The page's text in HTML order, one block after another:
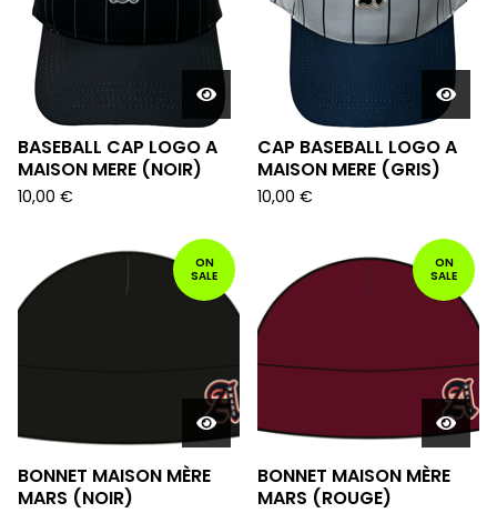
BASEBALL CAP LOGO A
MAISON MERE (NOIR)
10,00 €
CAP BASEBALL LOGO A
MAISON MERE (GRIS)
10,00 €
ON
SALE
BONNET MAISON MÈRE
MARS (NOIR)
ON
SALE
BONNET MAISON MÈRE
MARS (ROUGE)